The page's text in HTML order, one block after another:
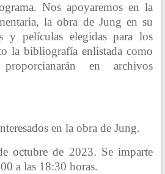
Nos apoyaremos en la
la obra de Jung en su
y películas elegidas para los
la bibliografía enlistada como
en archivos
en la obra de Jung.
octubre de 2023. Se imparte
a las 18:30 horas.